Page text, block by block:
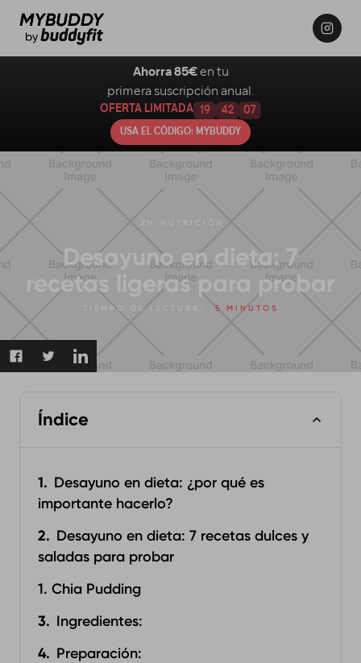
Desayuno en dieta: 7
recetas ligeras para probar
TIEMPO DE LECTURA: 5 MINUTOS
Índice
Desayuno en dieta: ¿por qué es
importante hacerlo?
Desayuno en dieta: 7 recetas dulces y
saladas para probar
1. Chia Pudding
Ingredientes:‍
Preparación:‍
Ahorra 85€ en tu
primera suscripción anual.
OFERTA LIMITADA 19 42 06
USA EL CÓDIGO: MYBUDDY